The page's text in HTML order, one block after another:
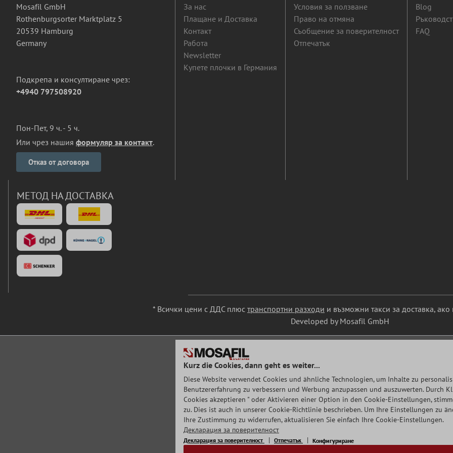
Mosafil GmbH
Rothenburgsorter Marktplatz 5
20539 Hamburg
Germany
Подкрепа и консултиране чрез:
+4940 797508920
Пон-Пет, 9 ч. - 5 ч.
Или чрез нашия формуляр за контакт.
Отказ от договора
За нас
Плащане и Доставка
Контакт
Работа
Newsletter
Купете плочки в Германия
Условия за ползване
Право на отмяна
Съобщение за поверителност
Отпечатък
Blog
FAQ
МЕТОД НА ДОСТАВКА
* Всички цени с ДДС плюс транспортни разходи и възможни такси за доставка,
Developed by Mosafil GmbH
Kurz die Cookies, dann geht es weiter...
Diese Website verwendet Cookies und ähnliche Technologien, um Inhalte zu
Benutzererfahrung zu verbessern und Werbung anzupassen und auszuwerten. Durch
Cookies akzeptieren " oder Aktivieren einer Option in den Cookie-Einstellungen,
zu. Dies ist auch in unserer Cookie-Richtlinie beschrieben. Um Ihre Einstellungen zu
Ihre Zustimmung zu widerrufen, aktualisieren Sie einfach Ihre Cookie-Einstellungen.
Декларация за поверителност
Декларация за поверителност Отпечатък Конфигуриране